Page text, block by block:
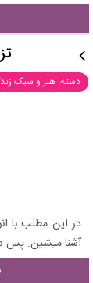
دسته: هنر و سبک
آشنا میشین. پس
۵